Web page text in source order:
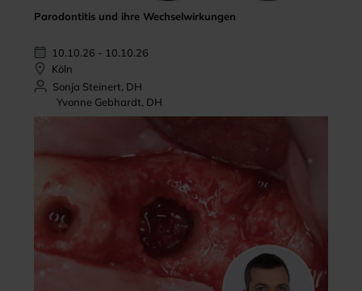
Parodontitis und ihre Wechselwirkungen
10.10.26 - 10.10.26
Köln
Sonja Steinert, DH
Yvonne Gebhardt, DH